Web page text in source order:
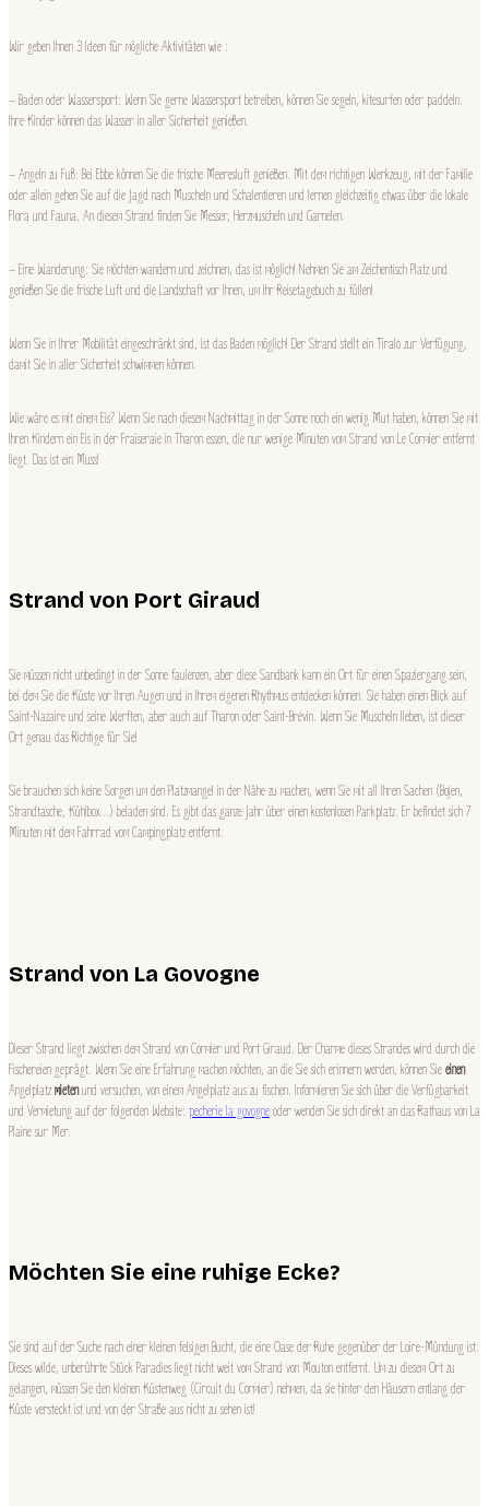
Wir geben Ihnen 3 Ideen für mögliche Aktivitäten wie :
– Baden oder Wassersport: Wenn Sie gerne Wassersport betreiben, können Sie segeln, kitesurfen oder paddeln.
Ihre Kinder können das Wasser in aller Sicherheit genießen.
– Angeln zu Fuß: Bei Ebbe können Sie die frische Meeresluft genießen. Mit dem richtigen Werkzeug, mit der Familie
oder allein gehen Sie auf die Jagd nach Muscheln und Schalentieren und lernen gleichzeitig etwas über die lokale
Flora und Fauna. An diesem Strand finden Sie Messer, Herzmuscheln und Garnelen.
– Eine Wanderung: Sie möchten wandern und zeichnen, das ist möglich! Nehmen Sie am Zeichentisch Platz und
genießen Sie die frische Luft und die Landschaft vor Ihnen, um Ihr Reisetagebuch zu füllen!
Wenn Sie in Ihrer Mobilität eingeschränkt sind, ist das Baden möglich! Der Strand stellt ein Tiralo zur Verfügung,
damit Sie in aller Sicherheit schwimmen können.
Wie wäre es mit einem Eis? Wenn Sie nach diesem Nachmittag in der Sonne noch ein wenig Mut haben, können Sie mit
Ihren Kindern ein Eis in der Fraiseraie in Tharon essen, die nur wenige Minuten vom Strand von Le Cormier entfernt
liegt. Das ist ein Muss!
Strand von Port Giraud
Sie müssen nicht unbedingt in der Sonne faulenzen, aber diese Sandbank kann ein Ort für einen Spaziergang sein,
bei dem Sie die Küste vor Ihren Augen und in Ihrem eigenen Rhythmus entdecken können. Sie haben einen Blick auf
Saint-Nazaire und seine Werften, aber auch auf Tharon oder Saint-Brévin. Wenn Sie Muscheln lieben, ist dieser
Ort genau das Richtige für Sie!
Sie brauchen sich keine Sorgen um den Platzmangel in der Nähe zu machen, wenn Sie mit all Ihren Sachen (Bojen,
Strandtasche, Kühlbox…) beladen sind. Es gibt das ganze Jahr über einen kostenlosen Parkplatz. Er befindet sich 7
Minuten mit dem Fahrrad vom Campingplatz entfernt.
Strand von La Govogne
Dieser Strand liegt zwischen dem Strand von Cormier und Port Giraud. Der Charme dieses Strandes wird durch die
Fischereien geprägt. Wenn Sie eine Erfahrung machen möchten, an die Sie sich erinnern werden, können Sieeinen
Angelplatzmietenund versuchen, von einem Angelplatz aus zu fischen. Informieren Sie sich über die Verfügbarkeit
und Vermietung auf der folgenden Website: pecherie la govogneoder wenden Sie sich direkt an das Rathaus von La
Plaine sur Mer.
Möchten Sie eine ruhige Ecke?
Sie sind auf der Suche nach einer kleinen felsigen Bucht, die eine Oase der Ruhe gegenüber der Loire-Mündung ist.
Dieses wilde, unberührte Stück Paradies liegt nicht weit vom Strand von Mouton entfernt. Um zu diesem Ort zu
gelangen, müssen Sie den kleinen Küstenweg (Circuit du Cormier) nehmen, da sie hinter den Häusern entlang der
Küste versteckt ist und von der Straße aus nicht zu sehen ist!